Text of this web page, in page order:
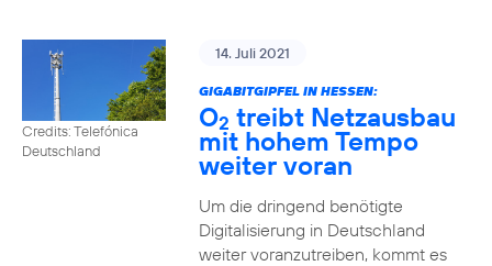
Credits: Telefónica
Deutschland
14. Juli 2021
GIGABITGIPFEL IN HESSEN:
O2 treibt Netzausbau
mit hohem Tempo
weiter voran
Um die dringend benötigte
Digitalisierung in Deutschland
weiter voranzutreiben, kommt es